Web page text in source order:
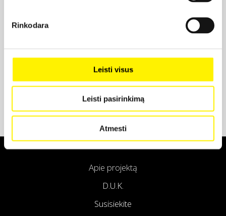
Rinkodara
Leisti visus
Leisti pasirinkimą
Atmesti
Apie projektą
D.U.K.
Susisiekite